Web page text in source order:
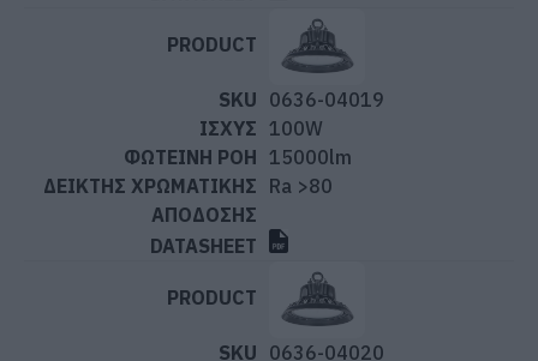
0636-04019
100W
15000lm
Ra >80
0636-04020